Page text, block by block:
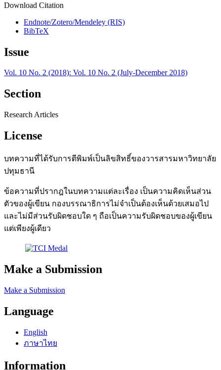
Download Citation
Endnote/Zotero/Mendeley (RIS)
BibTeX
Issue
Vol. 10 No. 2 (2018): Vol. 10 No. 2 (July-December 2018)
Section
Research Articles
License
บทความที่ได้รับการตีพิมพ์เป็นลิขสิทธิ์ของวารสารมหาวิทยาลัย
ปทุมธานี
ข้อความที่ปรากฎในบทความแต่ละเรื่อง เป็นความคิดเห็นส่วน
ตัวของผู้เขียน กองบรรณาธิการไม่จำเป็นต้องเห็นด้วยเสมอไป
และไม่มีส่วนรับผิดชอบใด ๆ ถือเป็นความรับผิดชอบของผู้เขียน
แต่เพียงผู้เดียว
Make a Submission
Make a Submission
Language
English
ภาษาไทย
Information